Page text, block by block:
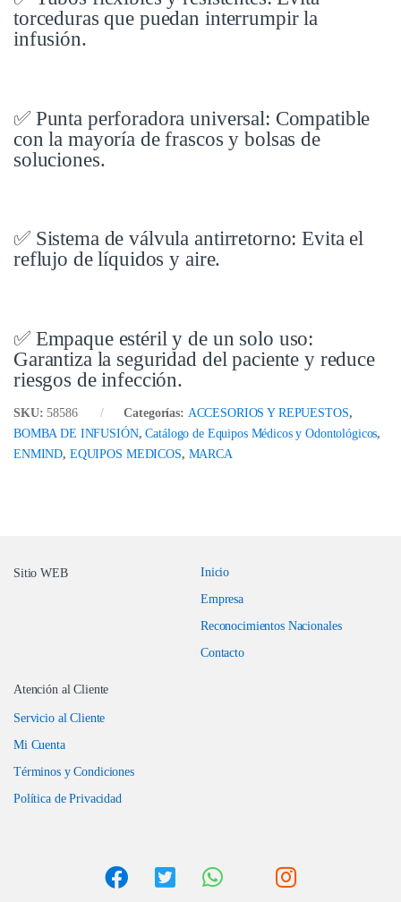
torceduras que puedan interrumpir la
infusión.
✅ Punta perforadora universal: Compatible
con la mayoría de frascos y bolsas de
soluciones.
✅ Sistema de válvula antirretorno: Evita el
reflujo de líquidos y aire.
✅ Empaque estéril y de un solo uso:
Garantiza la seguridad del paciente y reduce
riesgos de infección.
SKU:58586 Categorías: ACCESORIOS Y REPUESTOS,
BOMBA DE INFUSIÓN,Catálogo de Equipos Médicos y Odontológicos,
ENMIND, EQUIPOS MEDICOS, MARCA
Sitio WEB
Inicio
Empresa
Reconocimientos Nacionales
Contacto
Atención al Cliente
Servicio al Cliente
Mi Cuenta
Términos y Condiciones
Política de Privacidad